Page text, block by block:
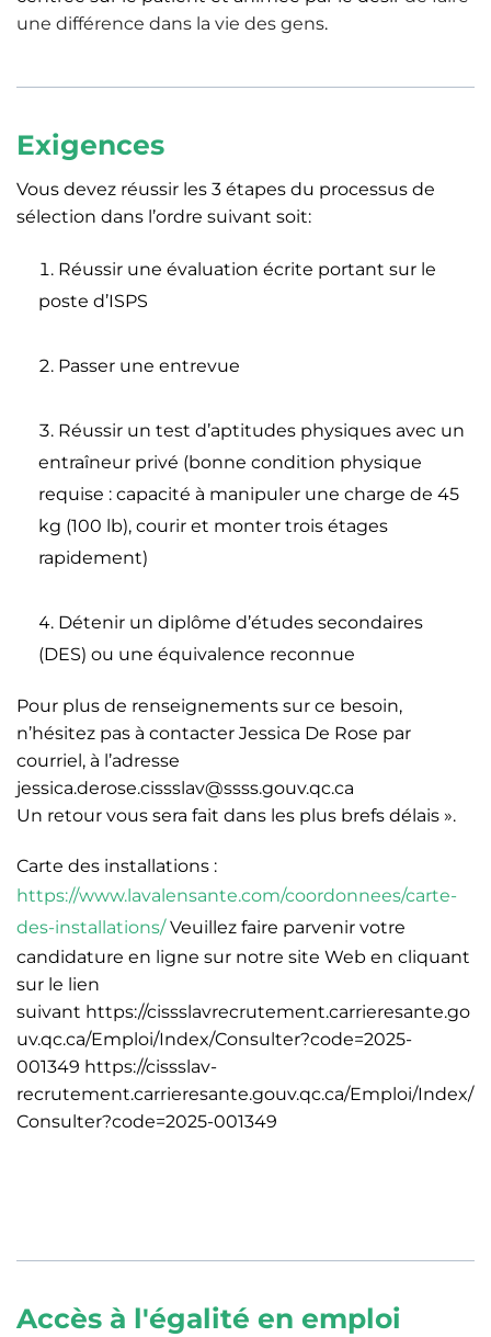
une différence dans la vie des gens.
Exigences
Vous devez réussir les 3 étapes du processus de
sélection dans l’ordre suivant soit:
Réussir une évaluation écrite portant sur le
poste d’ISPS
Passer une entrevue
Réussir un test d’aptitudes physiques avec un
entraîneur privé (bonne condition physique
requise : capacité à manipuler une charge de 45
kg (100 lb), courir et monter trois étages
rapidement)
Détenir un diplôme d’études secondaires
(DES) ou une équivalence reconnue
Pour plus de renseignements sur ce besoin,
n’hésitez pas à contacter Jessica De Rose par
courriel, à l’adresse
jessica.derose.cissslav@ssss.gouv.qc.ca
Un retour vous sera fait dans les plus brefs délais ».
Carte des installations :
https://www.lavalensante.com/coordonnees/carte-
des-installations/ Veuillez faire parvenir votre
candidature en ligne sur notre site Web en cliquant
sur le lien
suivant https://cissslavrecrutement.carrieresante.go
uv.qc.ca/Emploi/Index/Consulter?code=2025-
001349 https://cissslav-
recrutement.carrieresante.gouv.qc.ca/Emploi/Index/
Consulter?code=2025-001349
Accès à l'égalité en emploi